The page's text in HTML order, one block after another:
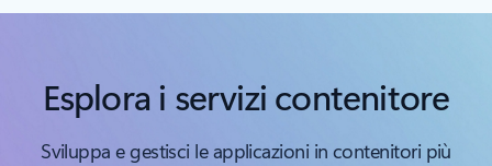
Esplora i servizi contenitore
Sviluppa e gestisci le applicazioni in contenitori più